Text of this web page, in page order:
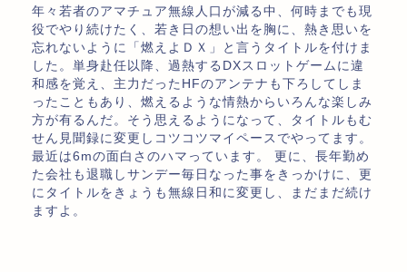
年々若者のアマチュア無線人口が減る中、何時までも現
役でやり続けたく、若き日の想い出を胸に、熱き思いを
忘れないように「燃えよＤＸ」と言うタイトルを付けま
した。単身赴任以降、過熱するDXスロットゲームに違
和感を覚え、主力だったHFのアンテナも下ろしてしま
ったこともあり、燃えるような情熱からいろんな楽しみ
方が有るんだ。そう思えるようになって、タイトルもむ
せん見聞録に変更しコツコツマイペースでやってます。
最近は6mの面白さのハマっています。 更に、長年勤め
た会社も退職しサンデー毎日なった事をきっかけに、更
にタイトルをきょうも無線日和に変更し、まだまだ続け
ますよ。